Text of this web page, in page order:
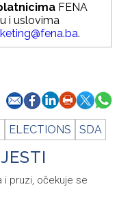
FENA
i uslovima
.
ELECTIONS SDA
i pruzi, očekuje se